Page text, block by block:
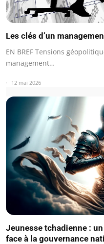
Les clés d’un
EN BREF Tensions
management…
12 mai 2026
Jeunesse tchadienne :
face à la gouvernance